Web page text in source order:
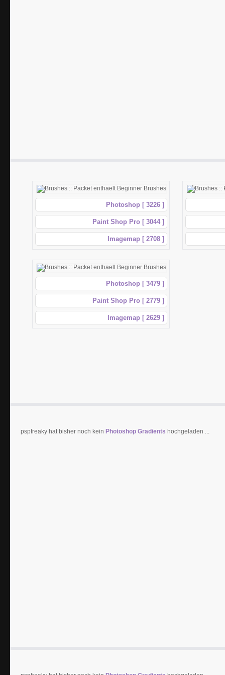
Photoshop [ 3226 ]
Paint Shop Pro [ 3044 ]
Imagemap [ 2708 ]
Photoshop [ 3479 ]
Paint Shop Pro [ 2779 ]
Imagemap [ 2629 ]
pspfreaky hat bisher noch kein Photoshop Gradients hochgeladen ...